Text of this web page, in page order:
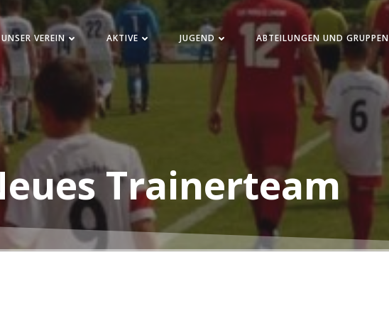
UNSER VEREIN AKTIVE JUGEND ABTEILUNGEN UND GRUPPEN
Trainerteam